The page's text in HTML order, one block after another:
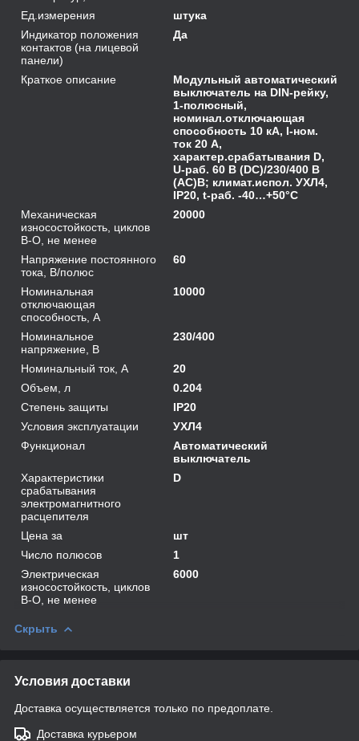
Ед.измерения
штука
Индикатор положения
контактов (на лицевой
панели)
Да
Краткое описание
Модульный автоматический
выключатель на DIN-рейку,
1-полюсный,
номинал.отключающая
способность 10 кА, I-ном.
ток 20 A,
характер.срабатывания D,
U-раб. 60 В (DC)/230/400 В
(AC)В; климат.испол. УХЛ4,
IP20, t-раб. -40…+50°C
Механическая
износостойкость, циклов
В-О, не менее
20000
Напряжение постоянного
тока, В/полюс
60
Номинальная
отключающая
способность, А
10000
Номинальное
напряжение, В
230/400
Номинальный ток, А
20
Объем, л
0.204
Степень защиты
IP20
Условия эксплуатации
УХЛ4
Функционал
Автоматический
выключатель
Характеристики
срабатывания
электромагнитного
расцепителя
D
Цена за
шт
Число полюсов
1
Электрическая
износостойкость, циклов
В-О, не менее
6000
Скрыть
Условия доставки
Доставка осуществляется только по предоплате.
Доставка курьером